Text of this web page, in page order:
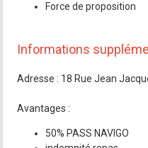
Force de proposition
Informations
Adresse : 18 Rue Jean
Avantages :
50% PASS NAVIGO